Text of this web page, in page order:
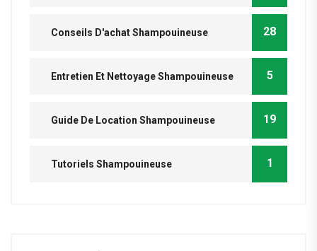
Conseils D'achat Shampouineuse 28
Entretien Et Nettoyage Shampouineuse 5
Guide De Location Shampouineuse 19
Tutoriels Shampouineuse 1